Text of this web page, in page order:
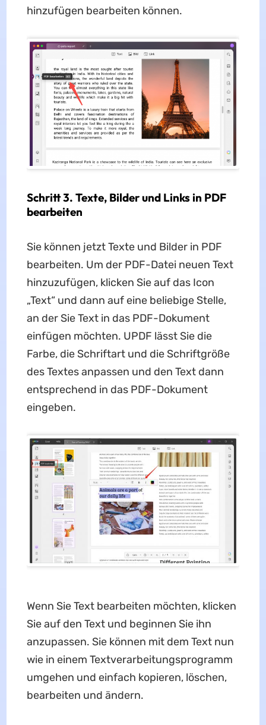
hinzufügen bearbeiten können.
Schritt 3. Texte, Bilder und Links in PDF
bearbeiten
Sie können jetzt Texte und Bilder in PDF
bearbeiten. Um der PDF-Datei neuen Text
hinzuzufügen, klicken Sie auf das Icon
„Text“ und dann auf eine beliebige Stelle,
an der Sie Text in das PDF-Dokument
einfügen möchten. UPDF lässt Sie die
Farbe, die Schriftart und die Schriftgröße
des Textes anpassen und den Text dann
entsprechend in das PDF-Dokument
eingeben.
Wenn Sie Text bearbeiten möchten, klicken
Sie auf den Text und beginnen Sie ihn
anzupassen. Sie können mit dem Text nun
wie in einem Textverarbeitungsprogramm
umgehen und einfach kopieren, löschen,
bearbeiten und ändern.